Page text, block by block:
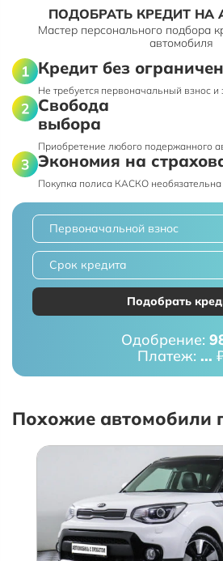
ПОДОБРАТЬ КРЕДИТ НА
Мастер персонального подбора
автомобиля
Кредит без
Не требуется первоначальный взнос и
Свобода
выбора
Приобретение любого подержанного
Экономия на
Покупка полиса КАСКО необязательна
Первоначальной взнос
Срок кредита
Подобрать
Одобрение:
Платеж: ...
Похожие автомобили